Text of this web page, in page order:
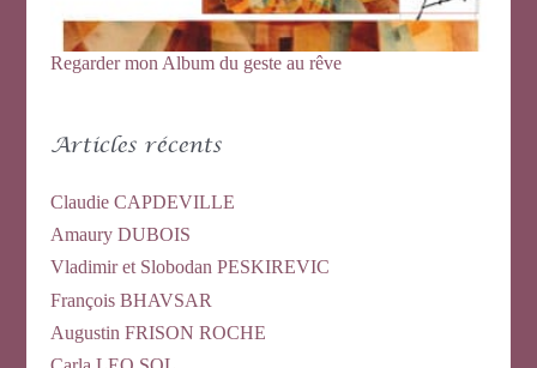
Regarder mon Album du geste au rêve
Articles récents
Claudie CAPDEVILLE
Amaury DUBOIS
Vladimir et Slobodan PESKIREVIC
François BHAVSAR
Augustin FRISON ROCHE